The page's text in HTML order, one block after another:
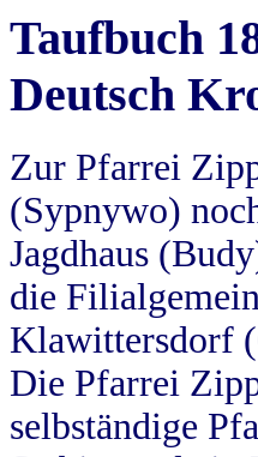
Taufbuch
Deutsch
Zur Pfarrei
(Sypnywo)
Jagdhaus
die
Klawittersdorf
Die Pfarrei
selbständige